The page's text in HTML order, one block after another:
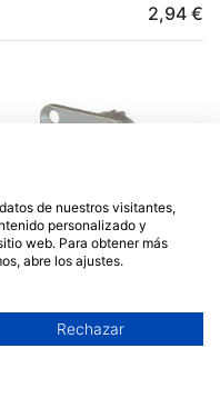
2,94 €
Neutrik 3 polos.
NC3MD-LX
de nuestros visitantes,
personalizado y
web. Para obtener más
abre los ajustes.
Rechazar